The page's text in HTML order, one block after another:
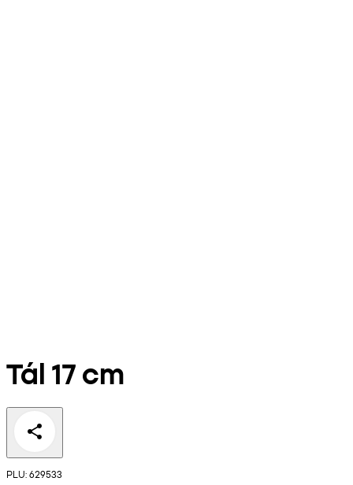
Tál 17 cm
PLU: 629533